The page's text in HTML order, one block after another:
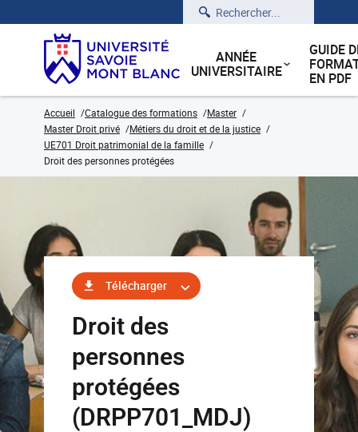
Rechercher
ANNÉE
UNIVERSITAIRE
GUIDE
EN PDF
Accueil Catalogue des formations
Master
Master Droit privé
Métiers du droit et de la justice
UE701 Droit patrimonial de la famille
Droit des personnes protégées
Télécharger
Droit des
personnes
protégées
(DRPP701_MDJ)